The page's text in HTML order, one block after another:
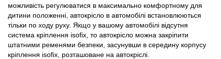
можливість регулюватися в максимально комфортному для
дитини положенні, автокрісло в автомобілі встановлюються
тільки по ходу руху. Якщо у вашому автомобілі відсутня
система кріплення isofix, то автокрісло можна закріпити
штатними ременями безпеки, засунувши в середину корпусу
кріплення isofix, розташоване на автокріслі.